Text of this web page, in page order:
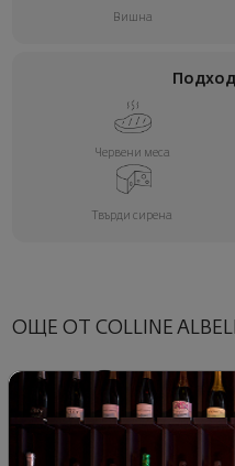
Вишна
Червени меса
Твърди сирена
ОЩЕ ОТ COLLINE